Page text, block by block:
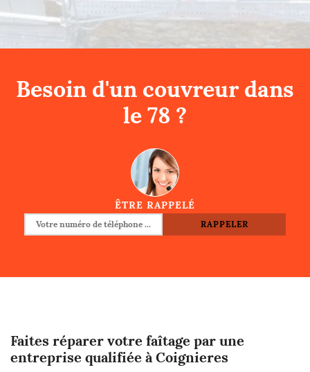
Besoin d'un couvreur dans
le 78 ?
ÊTRE RAPPELÉ
Faites réparer votre faîtage par une
entreprise qualifiée à Coignieres